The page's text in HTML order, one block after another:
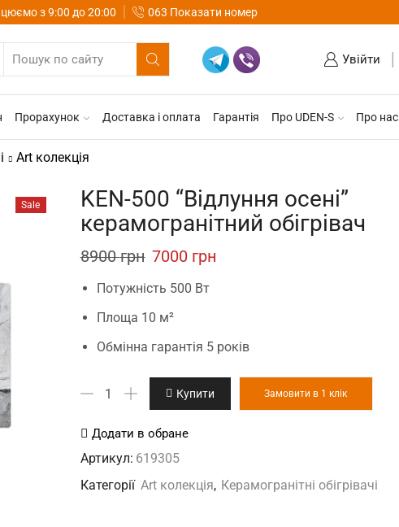
з 9:00 до 20:00 063 Показати номер
Увійти
Прорахунок Доставка і оплата Гарантія Про UDEN-S Про нас
Art колекція
Sale
KEN-500 “Відлуння осені”
керамогранітний обігрівач
8900грн Original
price
7000 грн
Потужність 500 Вт
Площа 10 м²
Обмінна гарантія 5 років
KEN-
"Відлуння
осені"
обігрівач
Купити Замовити в 1 клік
Додати в обране
Артикул: 619305
Категорії Art колекція, Керамогранітні обігрівачі